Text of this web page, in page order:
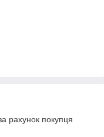
рахунок покупця